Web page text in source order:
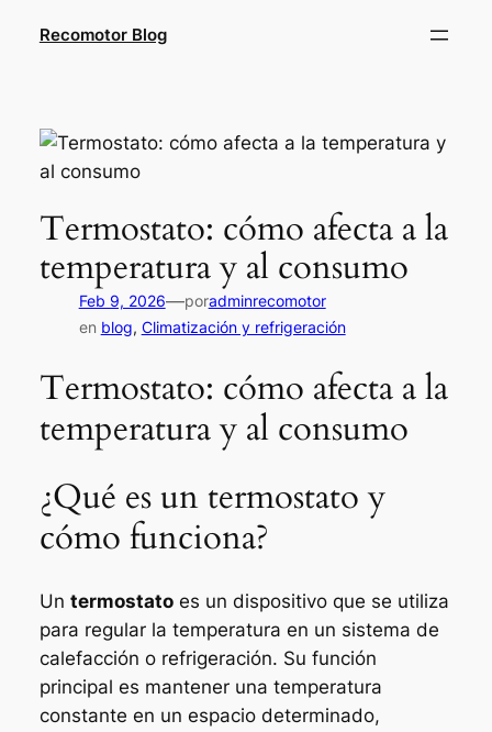
Recomotor Blog
Termostato: cómo afecta a la
temperatura y al consumo
Feb 9, 2026—poradminrecomotor
en blog, Climatización y refrigeración
Termostato: cómo afecta a la
temperatura y al consumo
¿Qué es un termostato y
cómo funciona?
Un termostatoes un dispositivo que se utiliza
para regular la temperatura en un sistema de
calefacción o refrigeración. Su función
principal es mantener una temperatura
constante en un espacio determinado,